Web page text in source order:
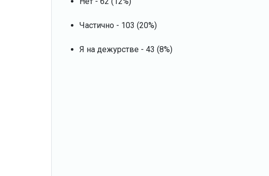
Частично - 103 (20%)
Я на дежурстве - 43 (8%)